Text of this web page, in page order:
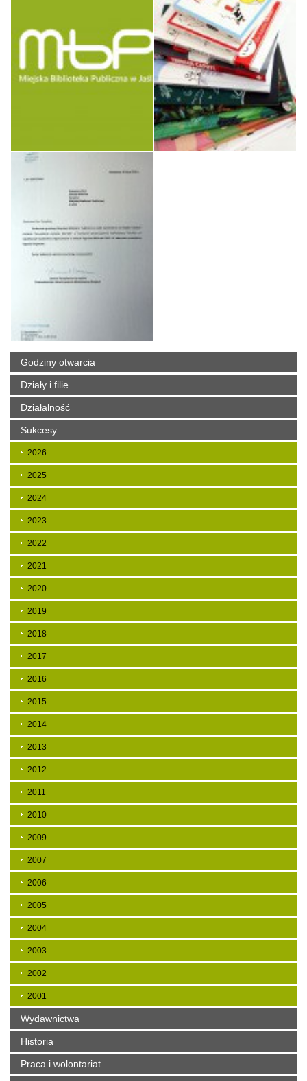
Godziny otwarcia
Działy i filie
Działalność
Sukcesy
2026
2025
2024
2023
2022
2021
2020
2019
2018
2017
2016
2015
2014
2013
2012
2011
2010
2009
2007
2006
2005
2004
2003
2002
2001
Wydawnictwa
Historia
Praca i wolontariat